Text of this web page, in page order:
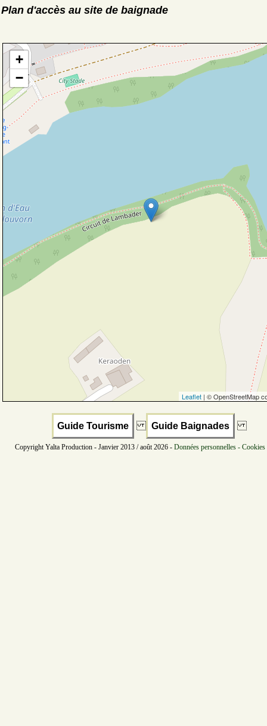
Plan d'accès au site de baignade
+
−
Leaflet | © OpenStreetMap
Guide Tourisme Guide Baignades
Copyright Yalta Production - Janvier 2013 / août 2026 - Données personnelles -